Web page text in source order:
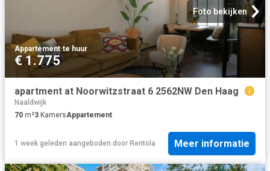
Foto bekijken
Appartement·te huur
€ 1.775
apartment at Noorwitzstraat 6 2562NW Den Haag
Naaldwijk
70 m²3 KamersAppartement
1 week geleden aangeboden door Rentola Meer informatie